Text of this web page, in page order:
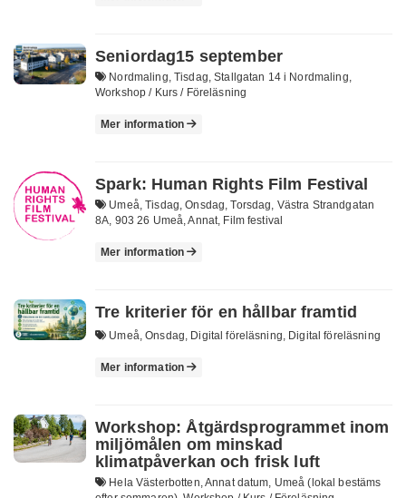
Seniordag15 september
Nordmaling, Tisdag, Stallgatan 14 i Nordmaling,
Workshop / Kurs / Föreläsning
Mer information
Spark: Human Rights Film Festival
Umeå, Tisdag, Onsdag, Torsdag, Västra Strandgatan
8A, 903 26 Umeå, Annat, Film festival
Mer information
Tre kriterier för en hållbar framtid
Umeå, Onsdag, Digital föreläsning, Digital föreläsning
Mer information
Workshop: Åtgärdsprogrammet inom
miljömålen om minskad
klimatpåverkan och frisk luft
Hela Västerbotten, Annat datum, Umeå (lokal bestäms